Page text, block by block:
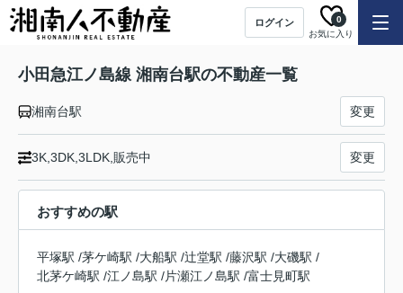
ログイン
お気に入り
0
小田急江ノ島線 湘南台駅の不動産一覧
湘南台駅 変更
3K,3DK,3LDK,販売中 変更
おすすめの駅
平塚駅 /茅ケ崎駅 /大船駅 /辻堂駅 /藤沢駅 /大磯駅 /
北茅ケ崎駅 /江ノ島駅 /片瀬江ノ島駅 /富士見町駅